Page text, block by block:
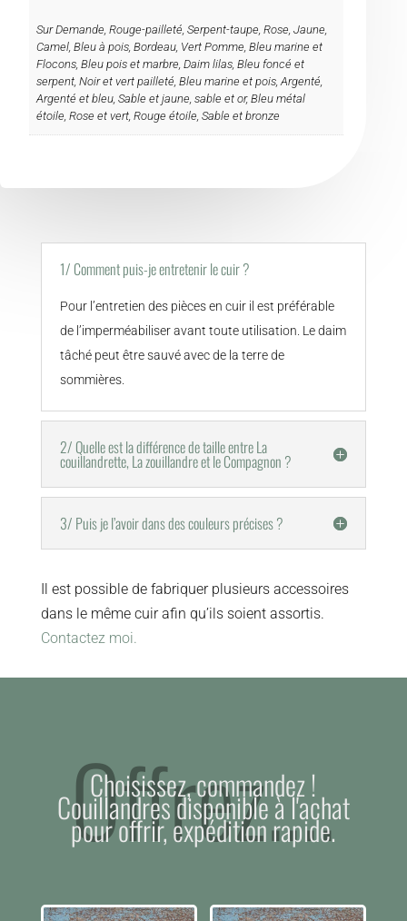
Sur Demande, Rouge-pailleté, Serpent-taupe, Rose, Jaune,
Camel, Bleu à pois, Bordeau, Vert Pomme, Bleu marine et
Flocons, Bleu pois et marbre, Daim lilas, Bleu foncé et
serpent, Noir et vert pailleté, Bleu marine et pois, Argenté,
Argenté et bleu, Sable et jaune, sable et or, Bleu métal
étoile, Rose et vert, Rouge étoile, Sable et bronze
1/ Comment puis-je entretenir le cuir ?
Pour l’entretien des pièces en cuir il est préférable
de l’imperméabiliser avant toute utilisation. Le daim
tâché peut être sauvé avec de la terre de
sommières.
2/ Quelle est la différence de taille entre La
couillandrette, La zouillandre et le Compagnon ?
3/ Puis je l’avoir dans des couleurs précises ?
Il est possible de fabriquer plusieurs accessoires
dans le même cuir afin qu’ils soient assortis.
Contactez moi.
Offrez....
Choisissez, commandez !
Couillandres disponible à l'achat
pour offrir, expédition rapide.